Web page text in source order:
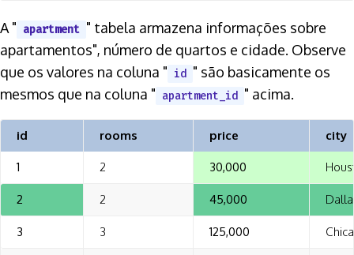
A " apartment " tabela armazena informações sobre
apartamentos", número de quartos e cidade. Observe
que os valores na coluna " id " são basicamente os
mesmos que na coluna " apartment_id " acima.
id rooms price city
1 2 30,000
2 2 45,000
3 3 125,000